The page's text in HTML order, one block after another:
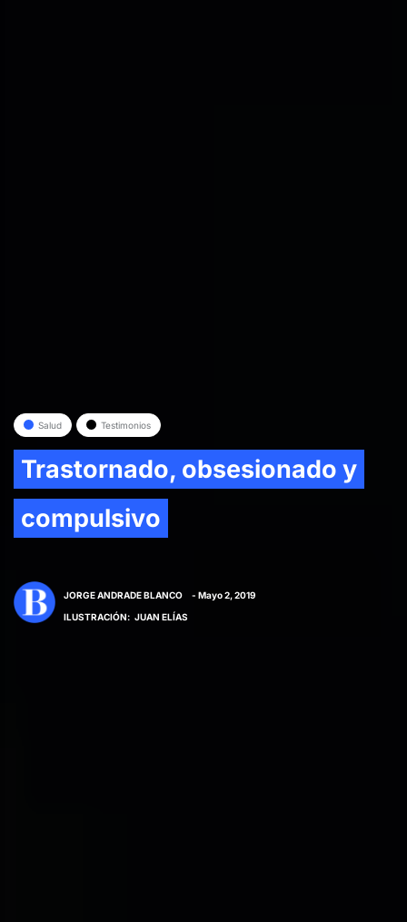
Salud Testimonios
Trastornado, obsesionado y
compulsivo
JORGE ANDRADE BLANCO
- Mayo 2, 2019
ILUSTRACIÓN: JUAN ELÍAS